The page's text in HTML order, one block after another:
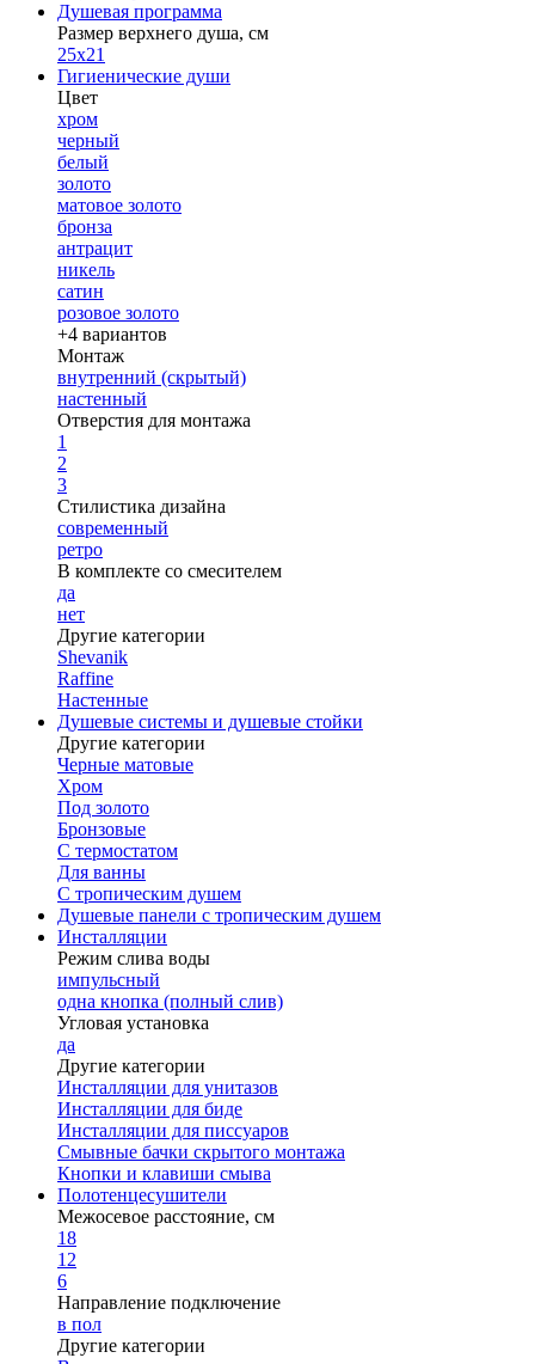
Душевая программа
Размер верхнего душа, см
25х21
Гигиенические души
Цвет
хром
черный
белый
золото
матовое золото
бронза
антрацит
никель
сатин
розовое золото
+4 вариантов
Монтаж
внутренний (скрытый)
настенный
Отверстия для монтажа
1
2
3
Стилистика дизайна
современный
ретро
В комплекте со смесителем
да
нет
Другие категории
Shevanik
Raffine
Настенные
Душевые системы и душевые стойки
Другие категории
Черные матовые
Хром
Под золото
Бронзовые
С термостатом
Для ванны
С тропическим душем
Душевые панели с тропическим душем
Инсталляции
Режим слива воды
импульсный
одна кнопка (полный слив)
Угловая установка
да
Другие категории
Инсталляции для унитазов
Инсталляции для биде
Инсталляции для писсуаров
Смывные бачки скрытого монтажа
Кнопки и клавиши смыва
Полотенцесушители
Межосевое расстояние, см
18
12
6
Направление подключение
в пол
Другие категории